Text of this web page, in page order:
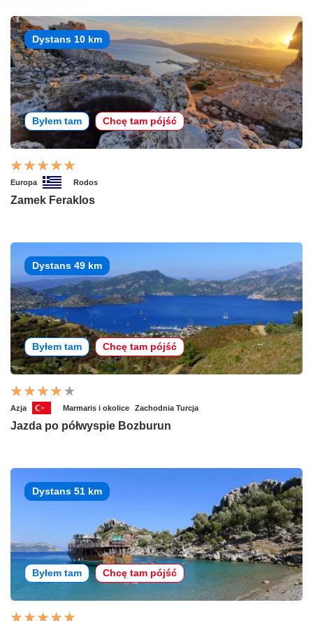
Dystans 10 km
Byłem tam Chcę tam pójść
Europa Rodos
Zamek Feraklos
Dystans 49 km
Byłem tam Chcę tam pójść
Azja Marmaris i okolice Zachodnia Turcja
Jazda po półwyspie Bozburun
Dystans 51 km
Byłem tam Chcę tam pójść